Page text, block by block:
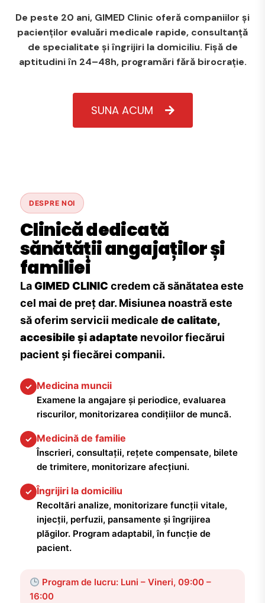
De peste 20 ani, GIMED Clinic oferă companiilor și
pacienților evaluări medicale rapide, consultanță
de specialitate și îngrijiri la domiciliu. Fișă de
aptitudini în 24–48h, programări fără birocrație.
SUNA ACUM
DESPRE NOI
Clinică dedicată
sănătății angajaților și
familiei
LaGIMED CLINIC credem că sănătatea este
cel mai de preț dar. Misiunea noastră este
să oferim servicii medicale de calitate,
accesibile și adaptate nevoilor fiecărui
pacient și fiecărei companii.
✓ Medicina muncii
Examene la angajare și periodice, evaluarea
riscurilor, monitorizarea condițiilor de muncă.
✓ Medicină de familie
Înscrieri, consultații, rețete compensate, bilete
de trimitere, monitorizare afecțiuni.
✓ Îngrijiri la domiciliu
Recoltări analize, monitorizare funcții vitale,
injecții, perfuzii, pansamente și îngrijirea
plăgilor. Program adaptabil, în funcție de
pacient.
Program de lucru: Luni – Vineri, 09:00 –
16:00